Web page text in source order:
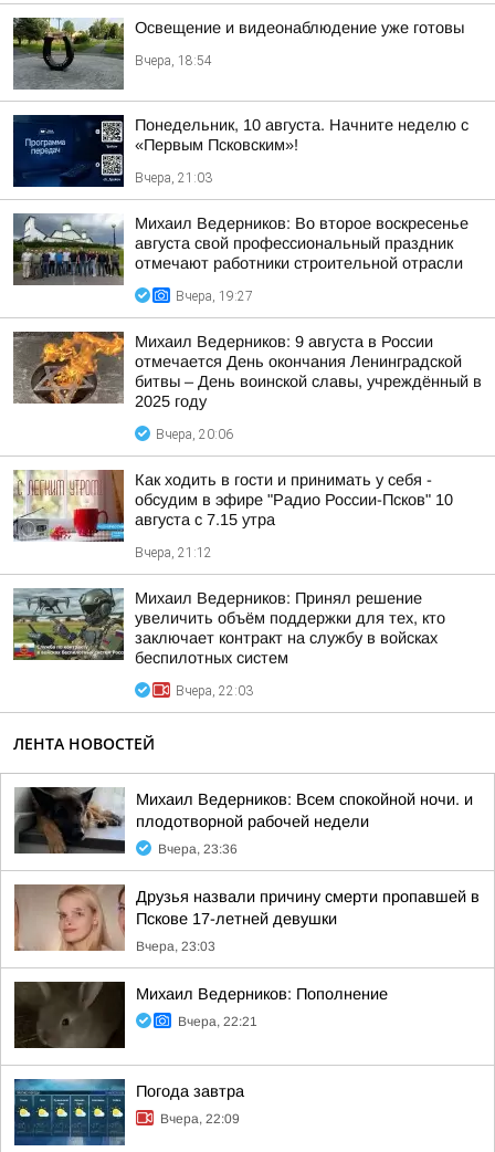
Освещение и видеонаблюдение уже готовы
Вчера, 18:54
Понедельник, 10 августа. Начните неделю с
«Первым Псковским»!
Вчера, 21:03
Михаил Ведерников: Во второе воскресенье
августа свой профессиональный праздник
отмечают работники строительной отрасли
Вчера, 19:27
Михаил Ведерников: 9 августа в России
отмечается День окончания Ленинградской
битвы – День воинской славы, учреждённый в
2025 году
Вчера, 20:06
Как ходить в гости и принимать у себя -
обсудим в эфире "Радио России-Псков" 10
августа с 7.15 утра
Вчера, 21:12
Михаил Ведерников: Принял решение
увеличить объём поддержки для тех, кто
заключает контракт на службу в войсках
беспилотных систем
Вчера, 22:03
ЛЕНТА НОВОСТЕЙ
Михаил Ведерников: Всем спокойной ночи. и
плодотворной рабочей недели
Вчера, 23:36
Друзья назвали причину смерти пропавшей в
Пскове 17-летней девушки
Вчера, 23:03
Михаил Ведерников: Пополнение
Вчера, 22:21
Погода завтра
Вчера, 22:09